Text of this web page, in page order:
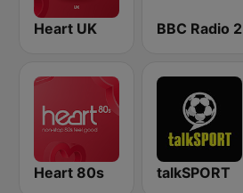
Heart UK BBC Radio 2
Heart 80s talkSPORT